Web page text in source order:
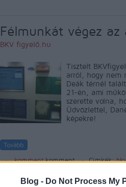
Blog - Do Not Process My
Félmunkát végez az
BKV figyelő.hu
Tisztelt
arról, hogy nem
Deák térnél
21-én, ami
szerette volna,
Üdvözlettel,
képekre!
kommentkomment Címkék: